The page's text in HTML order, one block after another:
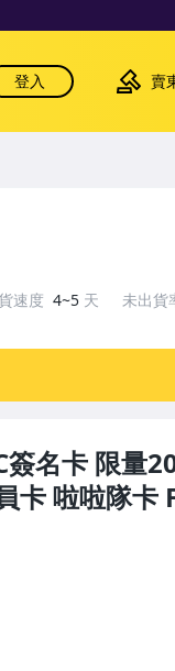
登入 賣
簽名卡 限量
卡 啦啦隊卡
速度 4~5 天 未出貨